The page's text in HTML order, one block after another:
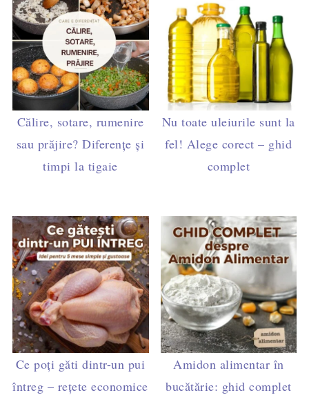
Călire, sotare, rumenire
sau prăjire? Diferențe și
timpi la tigaie
Nu toate uleiurile sunt la
fel! Alege corect – ghid
complet
Ce poți găti dintr-un pui
întreg – rețete economice
Amidon alimentar în
bucătărie: ghid complet